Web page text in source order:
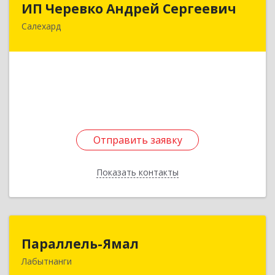
ИП Черевко Андрей Сергеевич
Салехард
Отправить заявку
Показать контакты
629003, Ямало-Ненецкий АО, Салехард г,
Отправить заявку
Назад
Параллель-Ямал
Лабытнанги
629400, Ямало-Ненецкий АО, Лабытнанги г,